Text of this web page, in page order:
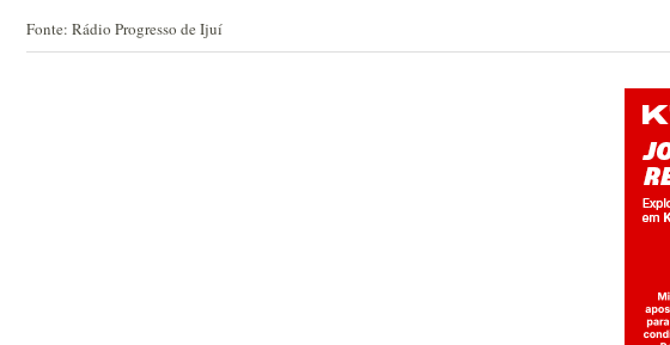
Fonte: Rádio Progresso de Ijuí